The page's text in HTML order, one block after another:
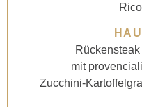
mit
Zucchini-